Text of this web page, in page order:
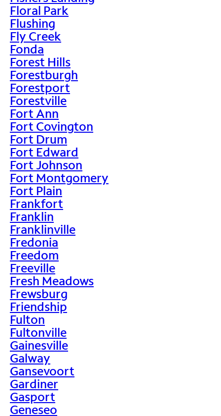
Floral Park
Flushing
Fly Creek
Fonda
Forest Hills
Forestburgh
Forestport
Forestville
Fort Ann
Fort Covington
Fort Drum
Fort Edward
Fort Johnson
Fort Montgomery
Fort Plain
Frankfort
Franklin
Franklinville
Fredonia
Freedom
Freeville
Fresh Meadows
Frewsburg
Friendship
Fulton
Fultonville
Gainesville
Galway
Gansevoort
Gardiner
Gasport
Geneseo